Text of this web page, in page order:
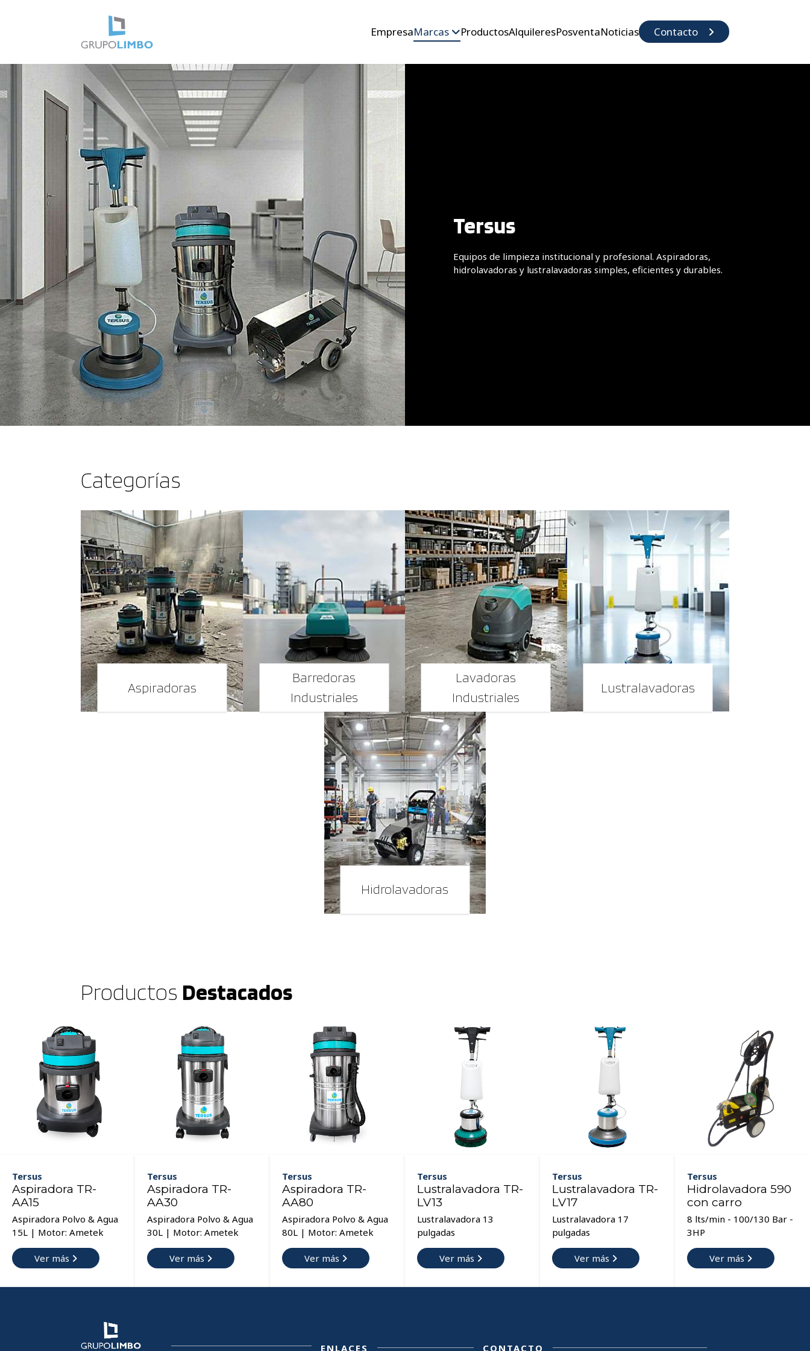
EmpresaMarcas ProductosAlquileresPosventaNoticias Contacto
Tersus
Equipos de limpieza institucional y profesional. Aspiradoras,
hidrolavadoras y lustralavadoras simples, eficientes y durables.
Categorías
Aspiradoras
Barredoras
Industriales
Lavadoras
Industriales
Lustralavadoras
Hidrolavadoras
Productos Destacados
Tersus
Aspiradora TR-
AA15
Aspiradora Polvo & Agua
15L | Motor: Ametek
Ver más
Tersus
Aspiradora TR-
AA30
Aspiradora Polvo & Agua
30L | Motor: Ametek
Ver más
Tersus
Aspiradora TR-
AA80
Aspiradora Polvo & Agua
80L | Motor: Ametek
Ver más
Tersus
Lustralavadora TR-
LV13
Lustralavadora 13
pulgadas
Ver más
Tersus
Lustralavadora TR-
LV17
Lustralavadora 17
pulgadas
Ver más
Tersus
Hidrolavadora 590
con carro
8 lts/min - 100/130 Bar -
3HP
Ver más
ENLACES CONTACTO